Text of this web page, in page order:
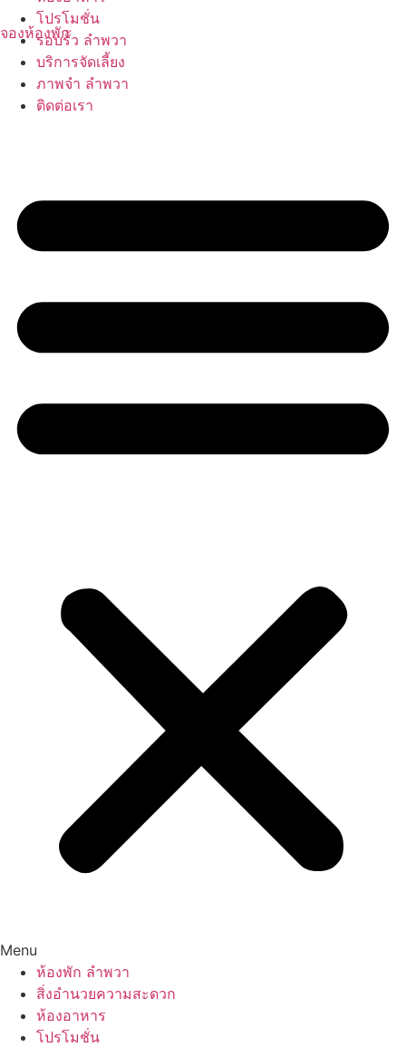
to
content
จองห้องพัก
โปรโมชั่น
รอบรั้ว ลำพวา
บริการจัดเลี้ยง
ภาพจำ ลำพวา
ติดต่อเรา
Menu
ห้องพัก ลำพวา
สิ่งอำนวยความสะดวก
ห้องอาหาร
โปรโมชั่น